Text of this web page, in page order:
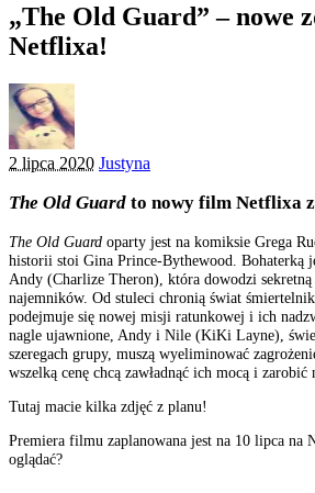
„The Old Guard” – nowe
Netflixa!
2 lipca 2020 Posted
Justyna
The Old Guard to nowy film Netflixa
The Old Guard oparty jest na komiksie Grega
historii stoi Gina Prince-Bythewood. Bohaterką
Andy (Charlize Theron), która dowodzi
najemników. Od stuleci chronią świat
podejmuje się nowej misji ratunkowej i ich
nagle ujawnione, Andy i Nile (KiKi Layne),
szeregach grupy, muszą wyeliminować
wszelką cenę chcą zawładnąć ich mocą i zarobić
Tutaj macie kilka zdjęć z planu!
Premiera filmu zaplanowana jest na 10 lipca na
oglądać?